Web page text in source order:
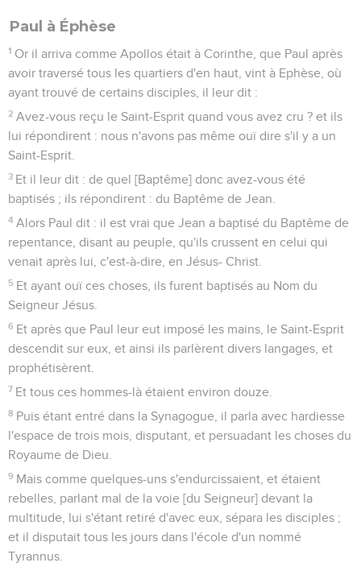
Paul à Éphèse
1 Or il arriva comme Apollos était à Corinthe, que Paul après
avoir traversé tous les quartiers d'en haut, vint à Ephèse, où
ayant trouvé de certains disciples, il leur dit :
2 Avez-vous reçu le Saint-Esprit quand vous avez cru ? et ils
lui répondirent : nous n'avons pas même ouï dire s'il y a un
Saint-Esprit.
3 Et il leur dit : de quel [Baptême] donc avez-vous été
baptisés ; ils répondirent : du Baptême de Jean.
4 Alors Paul dit : il est vrai que Jean a baptisé du Baptême de
repentance, disant au peuple, qu'ils crussent en celui qui
venait après lui, c'est-à-dire, en Jésus- Christ.
5 Et ayant ouï ces choses, ils furent baptisés au Nom du
Seigneur Jésus.
6 Et après que Paul leur eut imposé les mains, le Saint-Esprit
descendit sur eux, et ainsi ils parlèrent divers langages, et
prophétisèrent.
7 Et tous ces hommes-là étaient environ douze.
8 Puis étant entré dans la Synagogue, il parla avec hardiesse
l'espace de trois mois, disputant, et persuadant les choses du
Royaume de Dieu.
9 Mais comme quelques-uns s'endurcissaient, et étaient
rebelles, parlant mal de la voie [du Seigneur] devant la
multitude, lui s'étant retiré d'avec eux, sépara les disciples ;
et il disputait tous les jours dans l'école d'un nommé
Tyrannus.